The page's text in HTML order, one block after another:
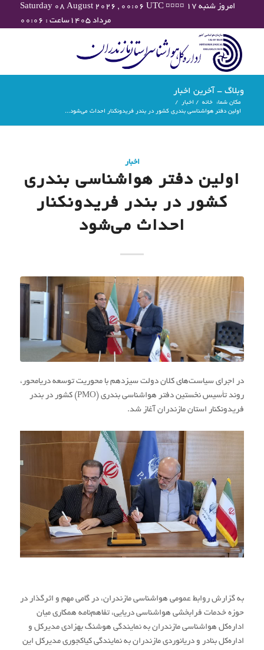
Saturday 08 August 2026 , 00:06 UTC ¤¤¤¤ امروز شنبه ۱۷
مرداد ۱۴۰۵ساعت : ۰۰:۰۶
وبلاگ - آخرین اخبار
مکان شما: خانه / اخبار
/
اولین دفتر هواشناسی بندری کشور در بندر فریدونکنار احداث می‌شود...
اخبار
اولین دفتر هواشناسی بندری
کشور در بندر فریدونکنار
احداث می‌شود
در اجرای سیاست‌های کلان دولت سیزدهم با محوریت توسعه دریامحور،
روند تأسیس نخستین دفتر هواشناسی بندری (PMO) کشور در بندر
فریدونکنار استان مازندران آغاز شد.
به گزارش روابط عمومی هواشناسی مازندران، در گامی مهم و اثرگذار در
حوزه خدمات فرابخشی هواشناسی دریایی، تفاهم‌نامه همکاری میان
اداره‌کل هواشناسی مازندران به نمایندگی هوشنگ بهزادی مدیرکل و
اداره‌کل بنادر و دریانوردی مازندران به نمایندگی کیاکجوری مدیرکل این